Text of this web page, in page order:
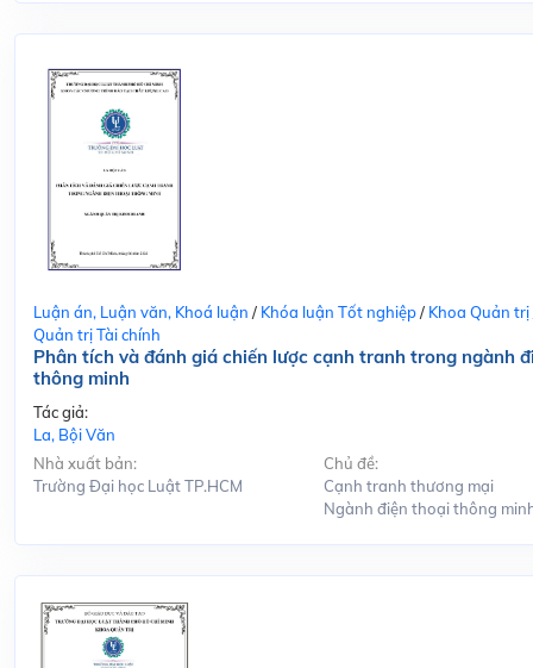
Luận án, Luận văn, Khoá luận / Khóa luận Tốt nghiệp/ Khoa Quản trị
Quản trị Tài chính
Phân tích và đánh giá chiến lược cạnh tranh trong ngành
thông minh
Tác giả:
La, Bội Văn
Nhà xuất bản:
Trường Đại học Luật TP.HCM
Chủ đề:
Cạnh tranh thương mại
Ngành điện thoại thông